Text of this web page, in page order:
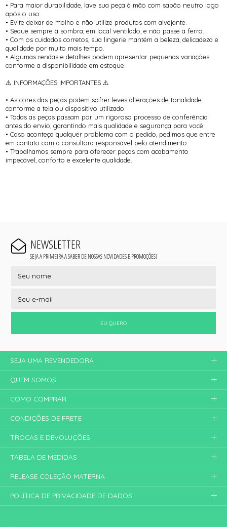
• Para maior durabilidade, lave sua peça à mão com sabão neutro logo
após o uso.
• Evite deixar de molho e não utilize produtos com alvejante.
• Seque sempre à sombra, em local ventilado, e não passe a ferro.
• Com os cuidados corretos, sua lingerie mantém a beleza, delicadeza e
qualidade por muito mais tempo.
• Algumas rendas e detalhes podem apresentar pequenas variações
conforme a disponibilidade em estoque.
⚠️ INFORMAÇÕES IMPORTANTES ⚠️
• As cores das peças podem sofrer leves alterações de tonalidade
conforme a tela ou dispositivo utilizado.
• Todas as peças passam por um rigoroso processo de conferência
antes do envio, garantindo mais qualidade e segurança para você.
• Caso aconteça qualquer problema com o pedido, pedimos que entre
em contato com a consultora responsável pelo atendimento.
• Trabalhamos sempre para oferecer peças com acabamento
impecável, conforto e excelente qualidade.
NEWSLETTER
SEJA A PRIMEIRA A SABER DE NOSSAS NOVIDADES E PROMOÇÕES!
EU QUERO
SEJA UMA REVENDEDORA
QUEM SOMOS
COMO COMPRAR
CONDIÇÕES DE FRETE
TROCAS E DEVOLUÇÕES
TABELA DE MEDIDAS
RELEASE COLEÇÃO MATERNA
POLÍTICA DE PRIVACIDADE DE DADOS